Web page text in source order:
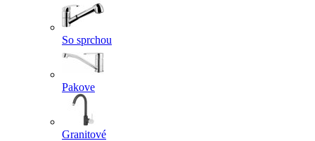
So sprchou
Pakove
Granitové